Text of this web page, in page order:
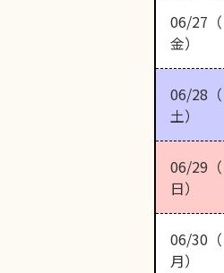
06/27（
金）
06/28（
土）
06/29（
日）
06/30（
月）